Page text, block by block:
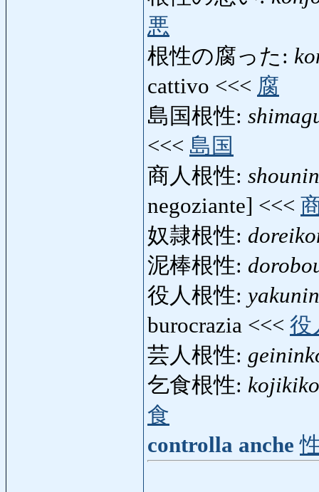
悪
根性の腐った:
cattivo <<< 腐
島国根性:
<<< 島国
商人根性:
negoziante] <<<
奴隷根性:
泥棒根性:
役人根性:
burocrazia <<< 役
芸人根性:
乞食根性:
食
controlla anche